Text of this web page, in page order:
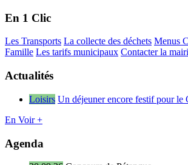
En 1 Clic
Les Transports La collecte des déchets Menus
Famille Les tarifs municipaux Contacter la
Actualités
Loisirs Un déjeuner encore festif pour le
En Voir +
Agenda